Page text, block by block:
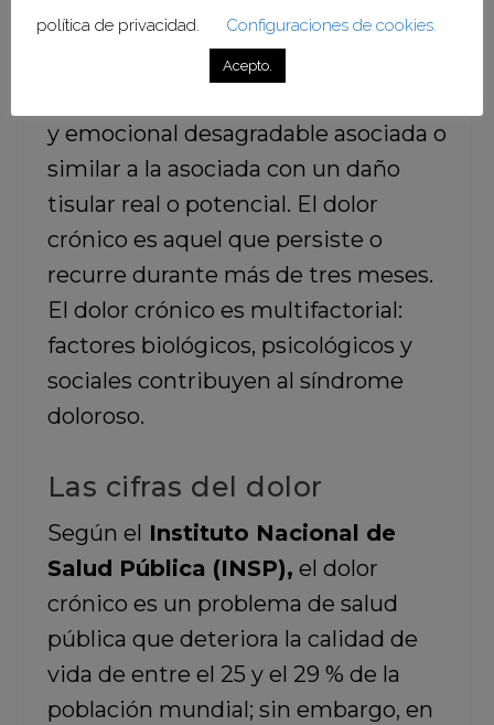
¿Qué es el dolor cónico?
y emocional desagradable asociada o
similar a la asociada con un daño
tisular real o potencial. El dolor
crónico es aquel que persiste o
recurre durante más de tres meses.
El dolor crónico es multifactorial:
factores biológicos, psicológicos y
sociales contribuyen al síndrome
doloroso.
Las cifras del dolor
Según el Instituto Nacional de
Salud Pública (INSP), el dolor
crónico es un problema de salud
pública que deteriora la calidad de
vida de entre el 25 y el 29 % de la
población mundial; sin embargo, en
política de privacidad.
Configuraciones de cookies.
Acepto.